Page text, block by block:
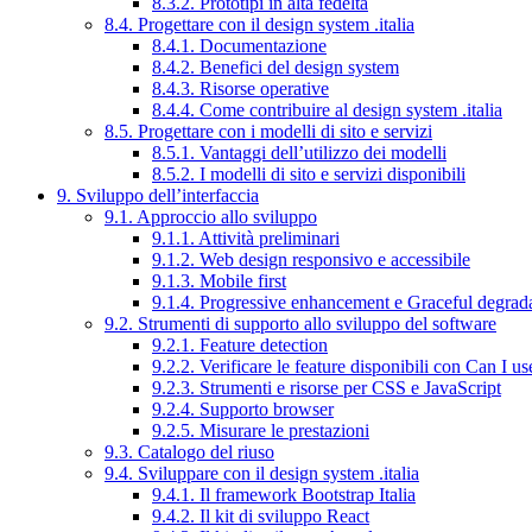
8.4. Progettare con il design system .italia
8.4.1. Documentazione
8.4.2. Benefici del design system
8.4.3. Risorse operative
8.4.4. Come contribuire al design system .italia
8.5. Progettare con i modelli di sito e servizi
8.5.1. Vantaggi dell’utilizzo dei modelli
8.5.2. I modelli di sito e servizi disponibili
9. Sviluppo dell’interfaccia
9.1. Approccio allo sviluppo
9.1.1. Attività preliminari
9.1.2. Web design responsivo e accessibile
9.1.3. Mobile first
9.1.4. Progressive enhancement e Graceful
9.2. Strumenti di supporto allo sviluppo del software
9.2.1. Feature detection
9.2.2. Verificare le feature disponibili con Can I
9.2.3. Strumenti e risorse per CSS e JavaScript
9.2.4. Supporto browser
9.2.5. Misurare le prestazioni
9.3. Catalogo del riuso
9.4. Sviluppare con il design system .italia
9.4.1. Il framework Bootstrap Italia
9.4.2. Il kit di sviluppo React